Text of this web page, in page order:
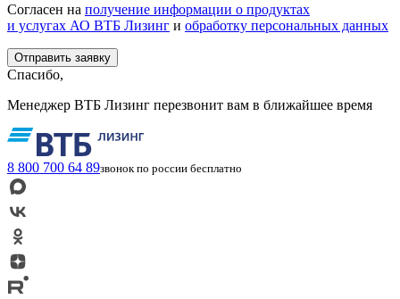
Согласен на получение информации о продуктах
и услугах АО ВТБ Лизинг и обработку персональных данных
Спасибо,
Менеджер ВТБ Лизинг перезвонит вам в ближайшее время
8 800 700 64 89звонок по россии бесплатно